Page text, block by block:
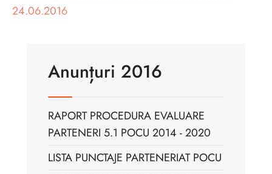
24.06.2016
Anunțuri 2016
RAPORT PROCEDURA EVALUARE
PARTENERI 5.1 POCU 2014 - 2020
LISTA PUNCTAJE PARTENERIAT POCU